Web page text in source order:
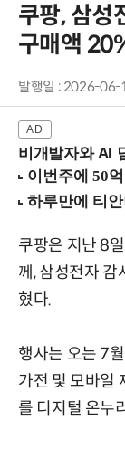
쿠팡, 삼
구매액
발행일 : 2026-06-
비개발자와 AI 담당자
쿠팡은 지난 8
께, 삼성전자
혔다.
행사는 오는 7
가전 및 모바일
를 디지털 온누